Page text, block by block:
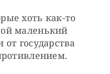
хоть как-то
маленький
государства